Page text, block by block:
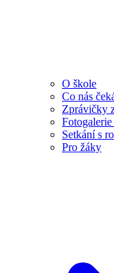
O škole
Co nás
Zprávičky
Fotogalerie
Setkání s
Pro žáky